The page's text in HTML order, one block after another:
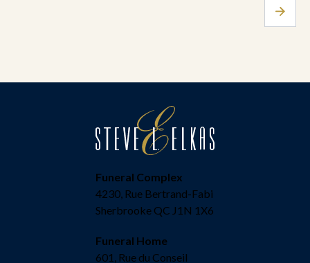
Funeral Complex
4230, Rue Bertrand-Fabi
Sherbrooke QC J1N 1X6
Funeral Home
601, Rue du Conseil